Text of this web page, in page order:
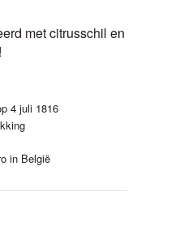
met citrusschil en
4 juli 1816
in België